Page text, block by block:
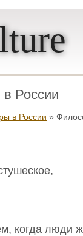
России
в России »
когда люди